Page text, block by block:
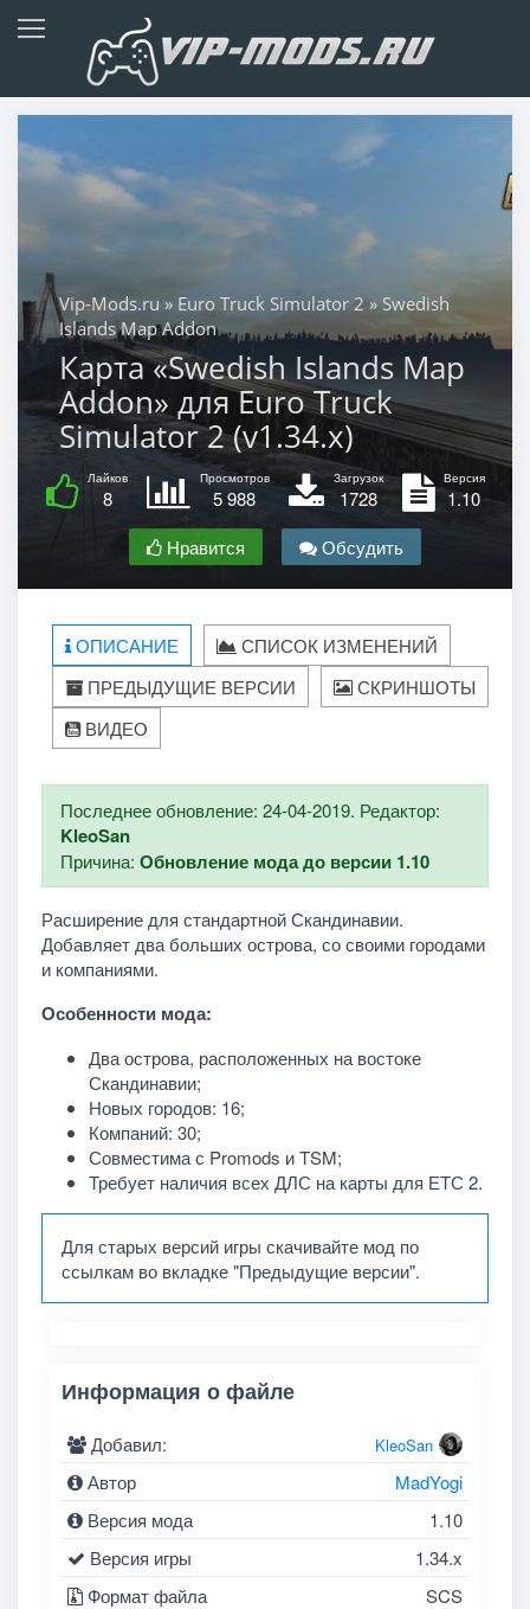
Vip-Mods.ru » Euro Truck Simulator 2» Swedish
Islands Map Addon
Карта «Swedish Islands Map
Addon» для Euro Truck
Simulator 2 (v1.34.x)
Лайков
8
Просмотров
5 988
Загрузок
1728
Версия
1.10
Нравится
Обсудить
ОПИСАНИЕ
СПИСОК ИЗМЕНЕНИЙ
ПРЕДЫДУЩИЕ ВЕРСИИ
СКРИНШОТЫ
ВИДЕО
Последнее обновление: 24-04-2019. Редактор:
KleoSan
Причина: Обновление мода до версии 1.10
Расширение для стандартной Скандинавии.
Добавляет два больших острова, со своими городами
и компаниями.
Особенности мода:
Два острова, расположенных на востоке
Скандинавии;
Новых городов: 16;
Компаний: 30;
Совместима с Promods и TSM;
Требует наличия всех ДЛС на карты для ЕТС 2.
Для старых версий игры скачивайте мод по
ссылкам во вкладке "Предыдущие версии".
Информация о файле
Добавил: KleoSan
Автор
MadYogi
Версия мода
1.10
Версия игры
1.34.x
Формат файла
SCS